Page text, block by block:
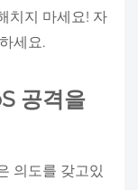
치지 마세요! 자
세요.
공격을
의도를 갖고있